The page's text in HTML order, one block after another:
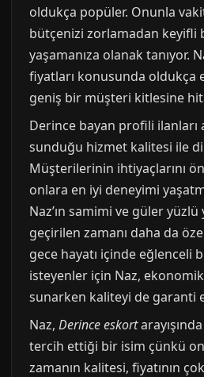
oldukça popüler. Onunla
bütçenizi zorlamadan keyifli
yaşamanıza olanak tanıyor.
fiyatları konusunda oldukça
geniş bir müşteri kitlesine
Derince bayan profili ilanları
sunduğu hizmet kalitesi ile
Müşterilerinin ihtiyaçlarını
onlara en iyi deneyimi
Naz’ın samimi ve güler yüzlü
geçirilen zamanı daha da
gece hayatı içinde eğlenceli
isteyenler için Naz,
sunarken kaliteyi de garanti
Naz, Derince eskort
tercih ettiği bir isim çünkü
zamanın kalitesi, fiyatının